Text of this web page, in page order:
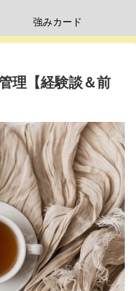
強みカード
理【経験談＆前